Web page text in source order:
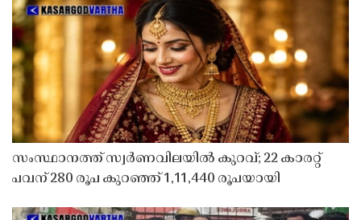
സംസ്ഥാനത്ത് സ്വർണവിലയിൽ കുറവ്; 22 കാരറ്റ്
പവന് 280 രൂപ കുറഞ്ഞ് 1,11,440 രൂപയായി